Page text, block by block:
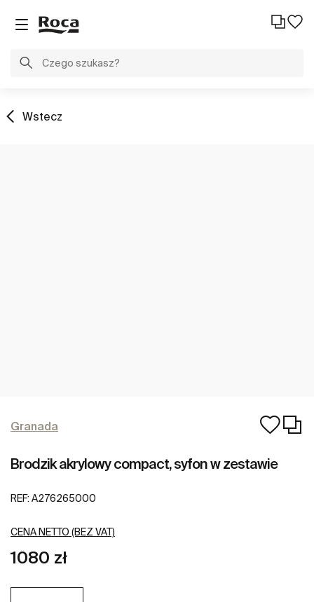
Wstecz
Granada
Brodzik akrylowy compact, syfon w zestawie
REF: A276265000
CENA NETTO (BEZ VAT)
1080 zł